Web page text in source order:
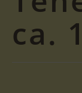
ca.